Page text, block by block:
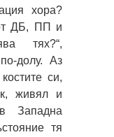
хора?
ДБ, ПП и
тях?“,
долу. Аз
си,
живял и
Западна
тя